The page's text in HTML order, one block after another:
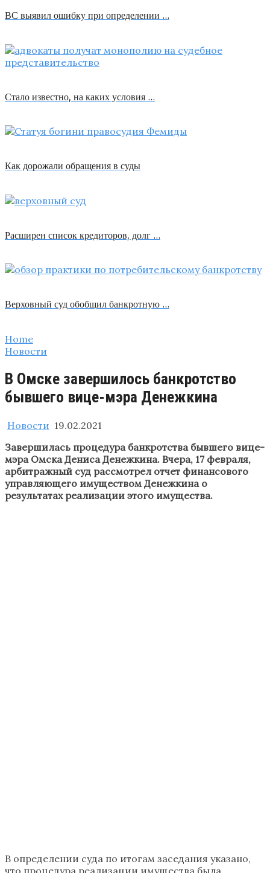
ВС выявил ошибку при определении …
Стало известно, на каких условия …
Как дорожали обращения в суды
Расширен список кредиторов, долг …
Верховный суд обобщил банкротную …
Home
Новости
В Омске завершилось банкротство
бывшего вице-мэра Денежкина
Новости 19.02.2021
Завершилась процедура банкротства бывшего вице-
мэра Омска Дениса Денежкина. Вчера, 17 февраля,
арбитражный суд рассмотрел отчет финансового
управляющего имуществом Денежкина о
результатах реализации этого имущества.
В определении суда по итогам заседания указано,
что процедура реализации имущества была